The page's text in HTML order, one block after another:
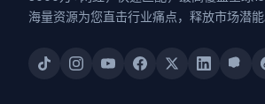
海量资源为您直击行业痛点，释放市场潜能